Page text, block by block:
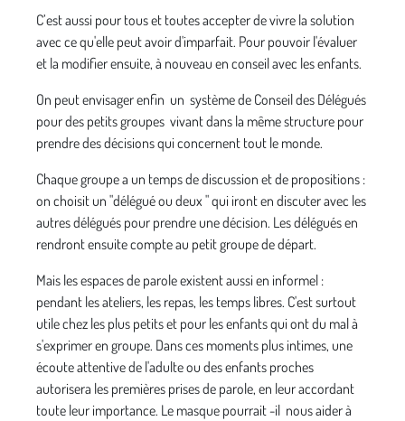
C’est aussi pour tous et toutes accepter de vivre la solution
avec ce qu'elle peut avoir d'imparfait. Pour pouvoir l'évaluer
et la modifier ensuite, à nouveau en conseil avec les enfants.
On peut envisager enfin un système de Conseil des Délégués
pour des petits groupes vivant dans la même structure pour
prendre des décisions qui concernent tout le monde.
Chaque groupe a un temps de discussion et de propositions :
on choisit un "délégué ou deux " qui iront en discuter avec les
autres délégués pour prendre une décision. Les délégués en
rendront ensuite compte au petit groupe de départ.
Mais les espaces de parole existent aussi en informel :
pendant les ateliers, les repas, les temps libres. C'est surtout
utile chez les plus petits et pour les enfants qui ont du mal à
s'exprimer en groupe. Dans ces moments plus intimes, une
écoute attentive de l'adulte ou des enfants proches
autorisera les premières prises de parole, en leur accordant
toute leur importance. Le masque pourrait -il nous aider à